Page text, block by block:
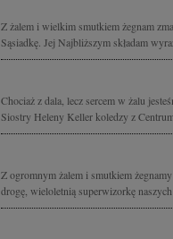
Z żalem i wielkim smutkiem żegnam
Sąsiadkę. Jej Najbliższym składam
Chociaż z dala, lecz sercem w żalu
Siostry Heleny Keller koledzy z
Z ogromnym żalem i smutkiem
drogę, wieloletnią superwizorkę naszych